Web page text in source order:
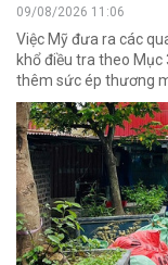
09/08/2026 11:06
Việc Mỹ đưa ra các
khổ điều tra theo Mục
thêm sức ép thương